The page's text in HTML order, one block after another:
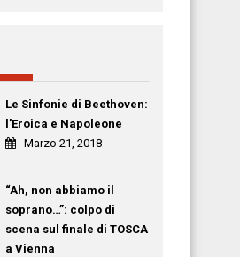
Le Sinfonie di Beethoven:
l’Eroica e Napoleone
Marzo 21, 2018
“Ah, non abbiamo il
soprano…”: colpo di
scena sul finale di TOSCA
a Vienna